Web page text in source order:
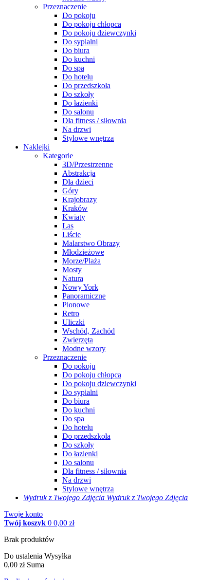
Przeznaczenie
Do pokoju
Do pokoju chłopca
Do pokoju dziewczynki
Do sypialni
Do biura
Do kuchni
Do spa
Do hotelu
Do przedszkola
Do szkoły
Do łazienki
Do salonu
Dla fitness / siłownia
Na drzwi
Stylowe wnętrza
Naklejki
Kategorie
3D/Przestrzenne
Abstrakcja
Dla dzieci
Góry
Krajobrazy
Kraków
Kwiaty
Las
Liście
Malarstwo Obrazy
Młodzieżowe
Morze/Plaża
Mosty
Natura
Nowy York
Panoramiczne
Pionowe
Retro
Uliczki
Wschód, Zachód
Zwierzęta
Modne wzory
Przeznaczenie
Do pokoju
Do pokoju chłopca
Do pokoju dziewczynki
Do sypialni
Do biura
Do kuchni
Do spa
Do hotelu
Do przedszkola
Do szkoły
Do łazienki
Do salonu
Dla fitness / siłownia
Na drzwi
Stylowe wnętrza
Wydruk z Twojego Zdjęcia Wydruk z Twojego Zdjęcia
Twoje konto
Twój koszyk 0 0,00 zł
Brak produktów
Do ustalenia Wysyłka
0,00 zł Suma